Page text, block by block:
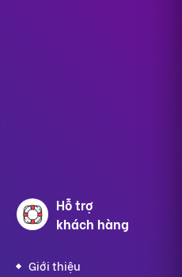
Hỗ trợ
khách hàng
Giới thiệu